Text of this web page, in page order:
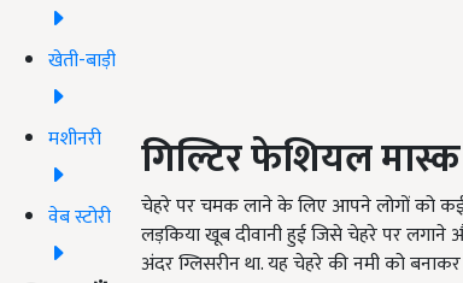
खेती-बाड़ी
मशीनरी
वेब स्टोरी
गिल्टिर फेशियल मास्क
चेहरे पर चमक लाने के लिए आपने लोगों को
लड़किया खूब दीवानी हुई जिसे चेहरे पर
अंदर ग्लिसरीन था. यह चेहरे की नमी को